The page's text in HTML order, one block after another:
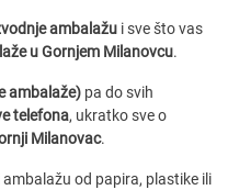
ambalažu i sve što vas
u Gornjem Milanovcu.
ambalaže) pa do svih
telefona, ukratko sve o
Milanovac.
od papira, plastike ili